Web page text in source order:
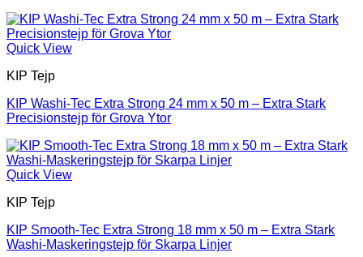
Quick View
KIP Tejp
KIP Washi-Tec Extra Strong 24 mm x 50 m – Extra Stark
Precisionstejp för Grova Ytor
Quick View
KIP Tejp
KIP Smooth-Tec Extra Strong 18 mm x 50 m – Extra Stark
Washi-Maskeringstejp för Skarpa Linjer